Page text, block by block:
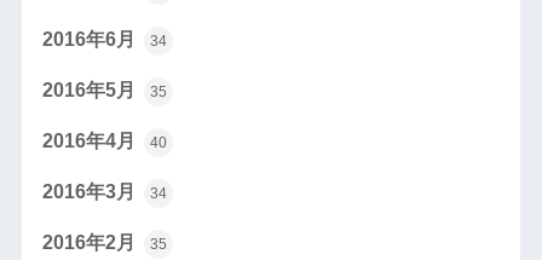
2016年6月 34
2016年5月 35
2016年4月 40
2016年3月 34
2016年2月 35